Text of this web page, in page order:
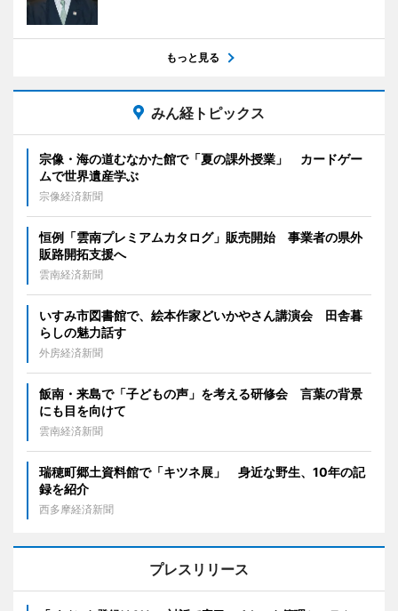
もっと見る
みん経トピックス
宗像・海の道むなかた館で「夏の課外授業」 カードゲー
ムで世界遺産学ぶ
宗像経済新聞
恒例「雲南プレミアムカタログ」販売開始 事業者の県外
販路開拓支援へ
雲南経済新聞
いすみ市図書館で、絵本作家どいかやさん講演会 田舎暮
らしの魅力話す
外房経済新聞
飯南・来島で「子どもの声」を考える研修会 言葉の背景
にも目を向けて
雲南経済新聞
瑞穂町郷土資料館で「キツネ展」 身近な野生、10年の記
録を紹介
西多摩経済新聞
プレスリリース